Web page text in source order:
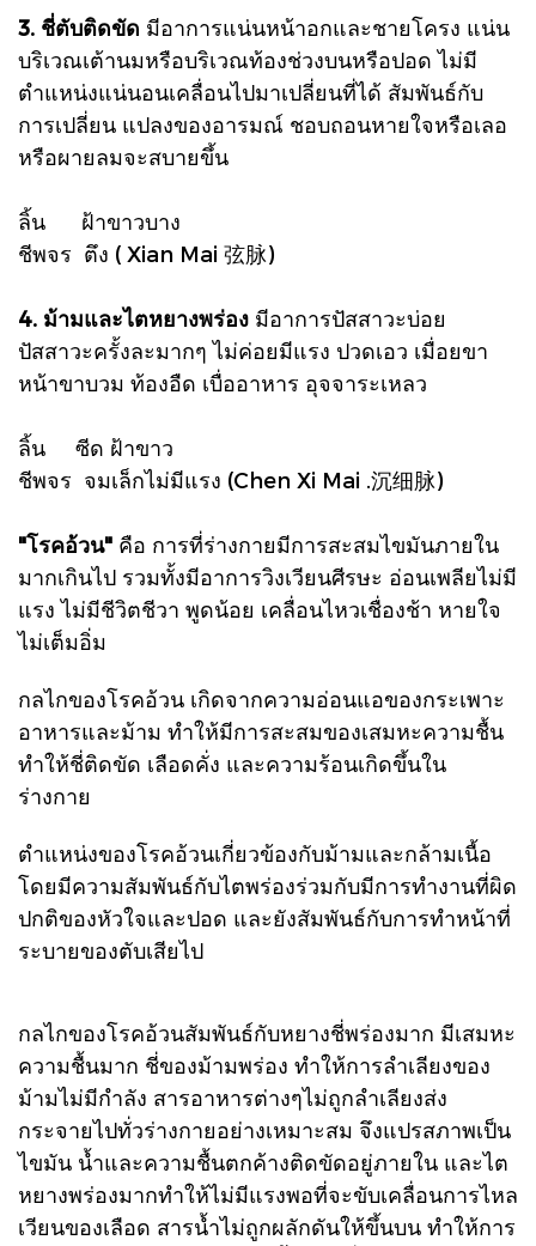
3. ชี่ตับติดขัด มีอาการแน่นหน้าอกและชายโครง แน่น
บริเวณเต้านมหรือบริเวณท้องช่วงบนหรือปอด ไม่มี
ตำแหน่งแน่นอนเคลื่อนไปมาเปลี่ยนที่ได้ สัมพันธ์กับ
การเปลี่ยน แปลงของอารมณ์ ชอบถอนหายใจหรือเลอ
หรือผายลมจะสบายขึ้น
ลิ้น ฝ้าขาวบาง
ชีพจร ตึง ( Xian Mai 弦脉)
4. ม้ามและไตหยางพร่อง มีอาการปัสสาวะบ่อย
ปัสสาวะครั้งละมากๆ ไม่ค่อยมีแรง ปวดเอว เมื่อยขา
หน้าขาบวม ท้องอืด เบื่ออาหาร อุจจาระเหลว
ลิ้น ซีด ฝ้าขาว
ชีพจร จมเล็กไม่มีแรง (Chen Xi Mai .沉细脉)
"โรคอ้วน" คือ การที่ร่างกายมีการสะสมไขมันภายใน
มากเกินไป รวมทั้งมีอาการวิงเวียนศีรษะ อ่อนเพลียไม่มี
แรง ไม่มีชีวิตชีวา พูดน้อย เคลื่อนไหวเชื่องช้า หายใจ
ไม่เต็มอิ่ม
กลไกของโรคอ้วน เกิดจากความอ่อนแอของกระเพาะ
อาหารและม้าม ทำให้มีการสะสมของเสมหะความชื้น
ทำให้ชี่ติดขัด เลือดคั่ง และความร้อนเกิดขึ้นใน
ร่างกาย
ตำแหน่งของโรคอ้วนเกี่ยวข้องกับม้ามและกล้ามเนื้อ
โดยมีความสัมพันธ์กับไตพร่องร่วมกับมีการทำงานที่ผิด
ปกติของหัวใจและปอด และยังสัมพันธ์กับการทำหน้าที่
ระบายของตับเสียไป
กลไกของโรคอ้วนสัมพันธ์กับหยางชี่พร่องมาก มีเสมหะ
ความชื้นมาก ชี่ของม้ามพร่อง ทำให้การลำเลียงของ
ม้ามไม่มีกำลัง สารอาหารต่างๆไม่ถูกลำเลียงส่ง
กระจายไปทั่วร่างกายอย่างเหมาะสม จึงแปรสภาพเป็น
ไขมัน น้ำและความชื้นตกค้างติดขัดอยู่ภายใน และไต
หยางพร่องมากทำให้ไม่มีแรงพอที่จะขับเคลื่อนการไหล
เวียนของเลือด สารน้ำไม่ถูกผลักดันให้ขึ้นบน ทำให้การ